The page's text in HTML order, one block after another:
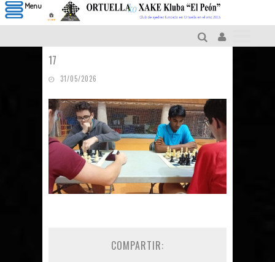
17
31/05/2026
COMPARTIR:
Menu